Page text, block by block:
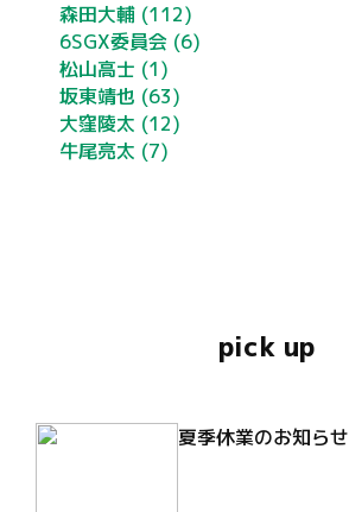
森田大輔 (112)
6SGX委員会 (6)
松山高士 (1)
坂東靖也 (63)
大窪陵太 (12)
牛尾亮太 (7)
pick up
夏季休業のお知らせ